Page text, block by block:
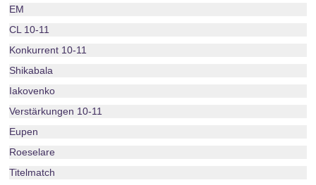
EM
CL 10-11
Konkurrent 10-11
Shikabala
Iakovenko
Verstärkungen 10-11
Eupen
Roeselare
Titelmatch